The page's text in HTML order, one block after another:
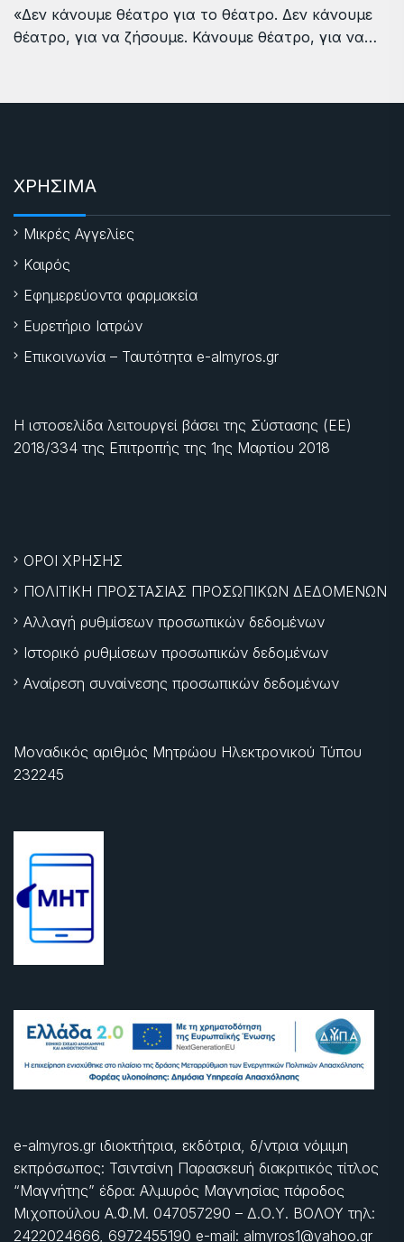
«Δεν κάνουμε θέατρο για το θέατρο. Δεν κάνουμε
θέατρο, για να ζήσουμε. Κάνουμε θέατρο, για να…
ΧΡΗΣΙΜΑ
Μικρές Αγγελίες
Καιρός
Εφημερεύοντα φαρμακεία
Ευρετήριο Ιατρών
Επικοινωνία – Ταυτότητα e-almyros.gr
Η ιστοσελίδα λειτουργεί βάσει της Σύστασης (ΕΕ)
2018/334 της Επιτροπής της 1ης Μαρτίου 2018
ΟΡΟΙ ΧΡΗΣΗΣ
ΠΟΛΙΤΙΚΗ ΠΡΟΣΤΑΣΙΑΣ ΠΡΟΣΩΠΙΚΩΝ ΔΕΔΟΜΕΝΩΝ
Αλλαγή ρυθμίσεων προσωπικών δεδομένων
Ιστορικό ρυθμίσεων προσωπικών δεδομένων
Αναίρεση συναίνεσης προσωπικών δεδομένων
Μοναδικός αριθμός Μητρώου Ηλεκτρονικού Τύπου
232245
e-almyros.gr ιδιοκτήτρια, εκδότρια, δ/ντρια νόμιμη
εκπρόσωπος: Τσιντσίνη Παρασκευή διακριτικός τίτλος
“Μαγνήτης” έδρα: Αλμυρός Μαγνησίας πάροδος
Μιχοπούλου Α.Φ.Μ. 047057290 – Δ.Ο.Υ. ΒΟΛΟΥ τηλ:
2422024666, 6972455190 e-mail: almyros1@yahoo.gr